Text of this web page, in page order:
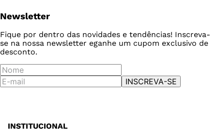
Newsletter
Fique por dentro das novidades e tendências! Inscreva-
se na nossa newsletter eganhe um cupom exclusivo de
desconto.
INSCREVA-SE
INSTITUCIONAL